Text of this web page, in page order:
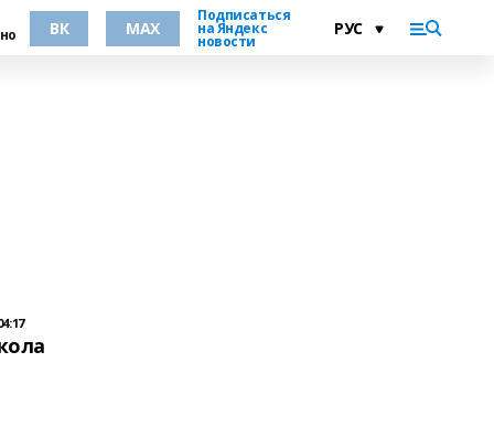
ВК MAX
Подписаться
на Яндекс
новости